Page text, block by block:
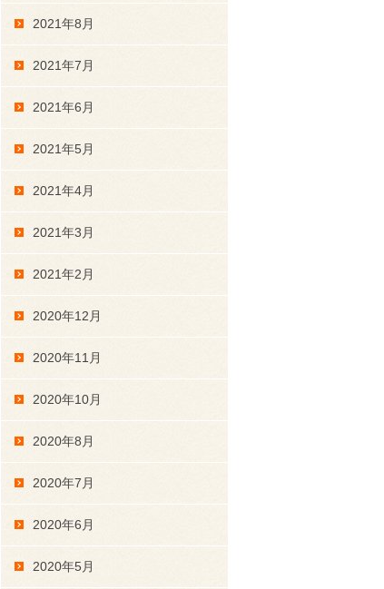
2021年8月
2021年7月
2021年6月
2021年5月
2021年4月
2021年3月
2021年2月
2020年12月
2020年11月
2020年10月
2020年8月
2020年7月
2020年6月
2020年5月